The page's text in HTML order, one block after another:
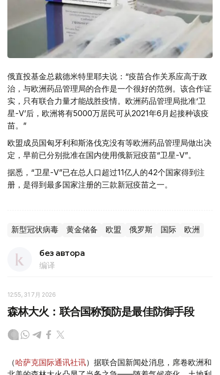
俄直投基金总裁德米特里耶夫说：“疫苗合作关系应高于政
治，与欧洲药品管理局的合作是一个很好的范例。该合作证
实，只有联合力量才能战胜疫情。欧洲药品管理局批准‘卫
星-V’后，欧洲将有5000万居民可从2021年6月起接种该疫
苗。”
欧盟成员国匈牙利和斯洛伐克没有等欧洲药品管理局做出决
定，早前已分别批准在国内使用俄新冠疫苗“卫星-V”。
据悉，“卫星-V”已在总人口超过11亿人的42个国家得到注
册，是得到最多国家注册的三款新冠疫苗之一。
新型冠状病毒 黄金储备 欧盟 俄罗斯 国际 欧洲
без автора
编译
12:55, 31 7月 2026
森林大火：联合国称预防是最佳防御手段
（哈萨克国际通讯社讯）据联合国新闻处消息，席卷欧洲和